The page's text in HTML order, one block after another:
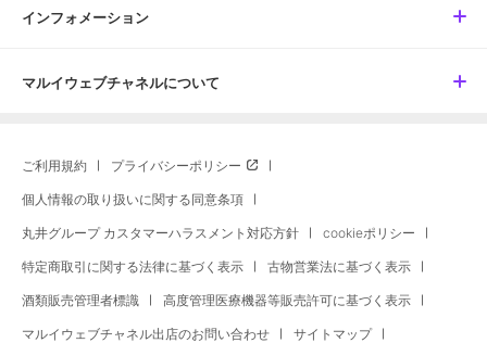
インフォメーション
マルイウェブチャネルについて
ご利用規約 プライバシーポリシー
個人情報の取り扱いに関する同意条項
丸井グループ カスタマーハラスメント対応方針 cookieポリシー
特定商取引に関する法律に基づく表示 古物営業法に基づく表示
酒類販売管理者標識 高度管理医療機器等販売許可に基づく表示
マルイウェブチャネル出店のお問い合わせ サイトマップ